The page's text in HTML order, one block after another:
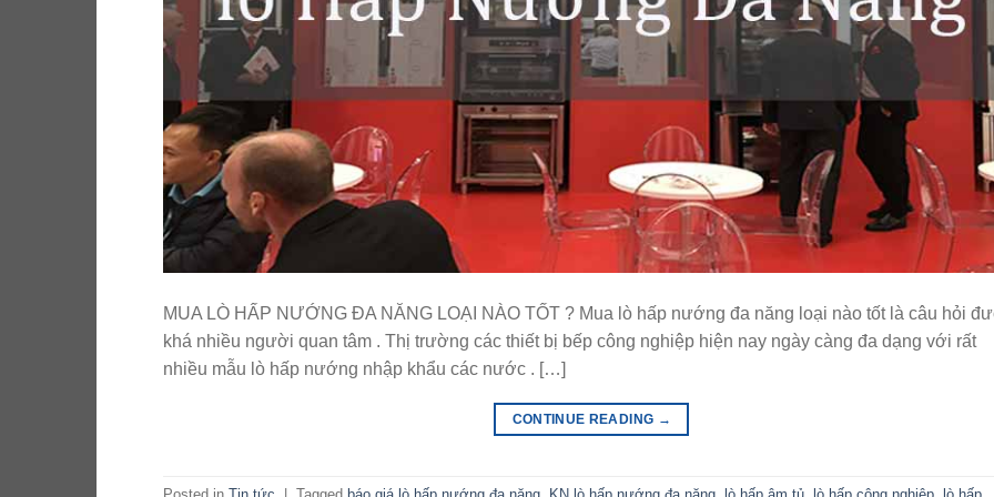
MUA LÒ HẤP NƯỚNG ĐA NĂNG LOẠI NÀO TỐT ? Mua lò hấp nướng đa năng loại nào tốt là câu hỏi
khá nhiều người quan tâm . Thị trường các thiết bị bếp công nghiệp hiện nay ngày càng đa dạng với rất
nhiều mẫu lò hấp nướng nhập khẩu các nước . […]
CONTINUE READING →